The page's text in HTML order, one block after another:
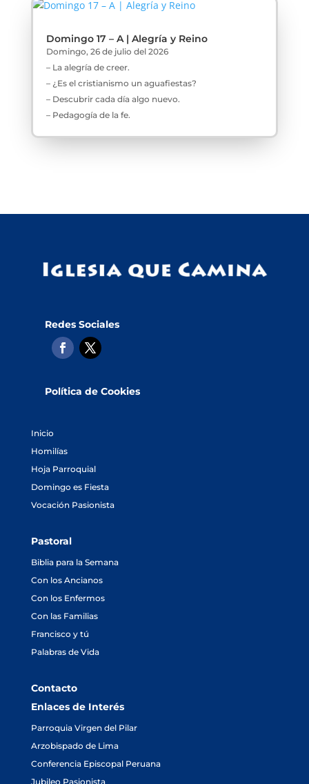
Domingo 17 – A | Alegría y Reino
Domingo, 26 de julio del 2026
– La alegría de creer.
– ¿Es el cristianismo un aguafiestas?
– Descubrir cada día algo nuevo.
– Pedagogía de la fe.
Redes Sociales
Política de Cookies
Inicio
Homilías
Hoja Parroquial
Domingo es Fiesta
Vocación Pasionista
Pastoral
Biblia para la Semana
Con los Ancianos
Con los Enfermos
Con las Familias
Francisco y tú
Palabras de Vida
Contacto
Enlaces de Interés
Parroquia Virgen del Pilar
Arzobispado de Lima
Conferencia Episcopal Peruana
Jubileo Pasionista